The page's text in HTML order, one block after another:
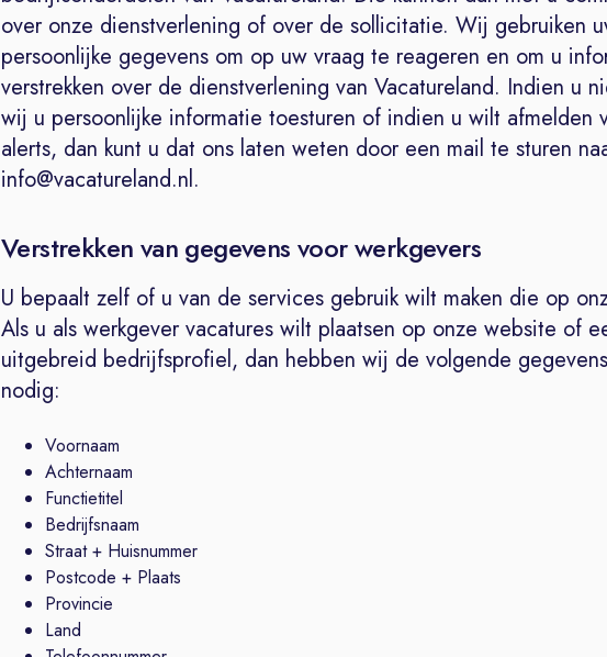
over onze dienstverlening of over de sollicitatie. Wij gebruiken
persoonlijke gegevens om op uw vraag te reageren en om u
verstrekken over de dienstverlening van Vacatureland. Indien u
wij u persoonlijke informatie toesturen of indien u wilt afmelden
alerts, dan kunt u dat ons laten weten door een mail te sturen
info@vacatureland.nl.
Verstrekken van gegevens voor werkgevers
U bepaalt zelf of u van de services gebruik wilt maken die op
Als u als werkgever vacatures wilt plaatsen op onze website of
uitgebreid bedrijfsprofiel, dan hebben wij de volgende
nodig:
Voornaam
Achternaam
Functietitel
Bedrijfsnaam
Straat + Huisnummer
Postcode + Plaats
Provincie
Land